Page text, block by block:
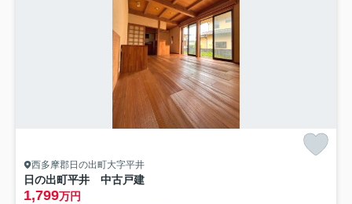
西多摩郡日の出町大字平井
日の出町平井 中古戸建
1,799万円